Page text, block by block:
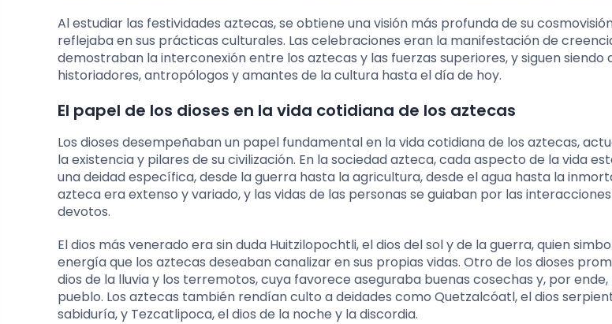
Al estudiar las festividades aztecas, se obtiene una visión más profunda de su
reflejaba en sus prácticas culturales. Las celebraciones eran la manifestación de
demostraban la interconexión entre los aztecas y las fuerzas superiores, y siguen
historiadores, antropólogos y amantes de la cultura hasta el día de hoy.
El papel de los dioses en la vida cotidiana de los aztecas
Los dioses desempeñaban un papel fundamental en la vida cotidiana de los aztecas,
la existencia y pilares de su civilización. En la sociedad azteca, cada aspecto de la vida
una deidad específica, desde la guerra hasta la agricultura, desde el agua hasta la
azteca era extenso y variado, y las vidas de las personas se guiaban por las
devotos.
El dios más venerado era sin duda Huitzilopochtli, el dios del sol y de la guerra, quien
energía que los aztecas deseaban canalizar en sus propias vidas. Otro de los dioses
dios de la lluvia y los terremotos, cuya favorece aseguraba buenas cosechas y, por
pueblo. Los aztecas también rendían culto a deidades como Quetzalcóatl, el dios
sabiduría, y Tezcatlipoca, el dios de la noche y la discordia.